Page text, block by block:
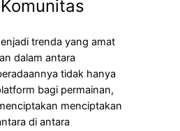
trenda yang amat
dalam antara
tidak hanya
bagi permainan,
menciptakan
di antara